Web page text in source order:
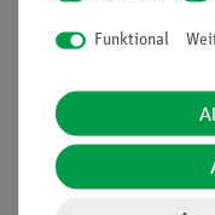
Ortskodierung
T1/T2-
Spin-Gitter-
Spin-Spin-
Funktional